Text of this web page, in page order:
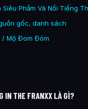
Phẩm Và Nổi Tiếng
gốc, danh sách
/ Mộ Đom Đóm
IN THE FRANXX LÀ GÌ?